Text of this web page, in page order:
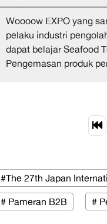
Woooow EXPO yang
pelaku industri
dapat belajar Seafood
Pengemasan produk
#The 27th Japan
# Pameran B2B #